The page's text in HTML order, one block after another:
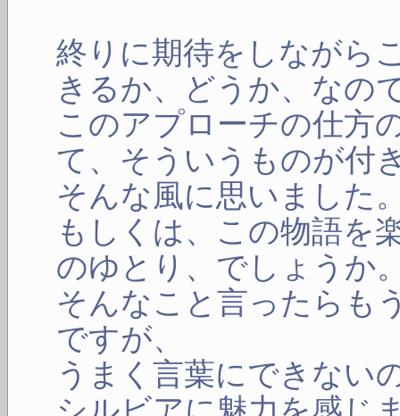
終りに期待をしながら
きるか、どうか、なの
このアプローチの仕方
て、そういうものが付
そんな風に思いました
もしくは、この物語を
のゆとり、でしょうか
そんなこと言ったらも
ですが、
うまく言葉にできない